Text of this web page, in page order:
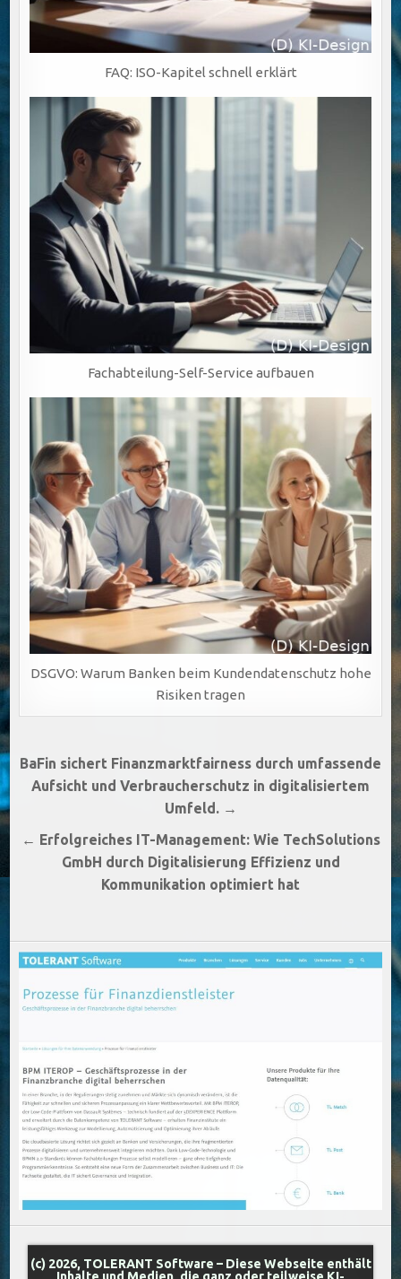
FAQ: ISO-Kapitel schnell erklärt
Fachabteilung-Self-Service aufbauen
DSGVO: Warum Banken beim Kundendatenschutz hohe
Risiken tragen
Beitragsnavigation
BaFin sichert Finanzmarktfairness durch umfassende
Aufsicht und Verbraucherschutz in digitalisiertem
Umfeld. →
← Erfolgreiches IT-Management: Wie TechSolutions
GmbH durch Digitalisierung Effizienz und
Kommunikation optimiert hat
(c) 2026, TOLERANT Software – Diese Webseite enthält
Inhalte und Medien, die ganz oder teilweise KI-